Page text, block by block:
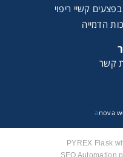
קשיי ריפוי
הדמייה
קשר
a nova
PYREX Flask
SEO Automation